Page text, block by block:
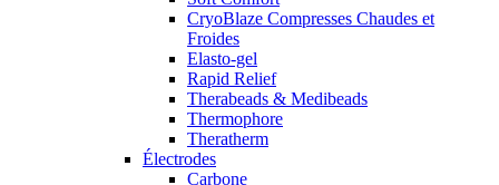
CryoBlaze Compresses Chaudes et
Froides
Elasto-gel
Rapid Relief
Therabeads & Medibeads
Thermophore
Theratherm
Électrodes
Carbone